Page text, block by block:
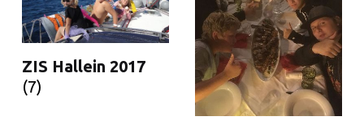
ZIS Hallein 2017
(7)